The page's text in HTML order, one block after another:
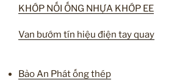
KHỚP NỐI ỐNG NHỰA KHỚP EE
Van bướm tín hiệu điện tay quay
Bảo An Phát ống thép